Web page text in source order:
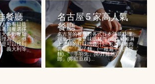
餐廳
人數有日益
著用餐選擇
大多數餐廳
理為主，但
是可以找到
、義大利等
名古屋 5 家高人氣
餐廳
名古屋的餐廳對各式日本傳統料理
很拿手，像是味噌豬排 (即炸豬排淋
上濃醇的紅味噌醬汁)、名古屋雞肉
壽司、「棊子麵」(一種扁平的烏龍
麵)、「手羽先」(即炸雞翅)、「外
郎」(即紅豆粿)...